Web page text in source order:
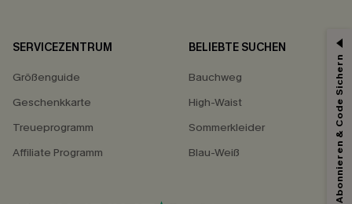
SERVICEZENTRUM
Größenguide
Geschenkkarte
Treueprogramm
Affiliate Programm
BELIEBTE SUCHEN
Bauchweg
High-Waist
Sommerkleider
Blau-Weiß
Abonnieren & Code Sichern